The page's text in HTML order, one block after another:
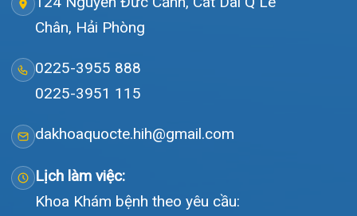
Đặt lịch khám
Tra cứu kết quả xét nghiệm